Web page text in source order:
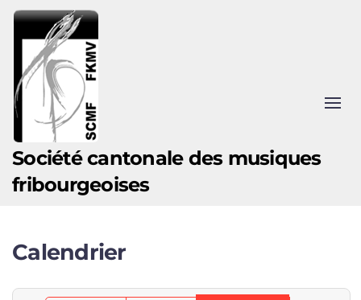
Accéder au contenu principal
Société cantonale des musiques
fribourgeoises
Calendrier